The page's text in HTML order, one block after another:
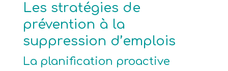
Les stratégies de
prévention à la
suppression d’emplois
La planification proactive